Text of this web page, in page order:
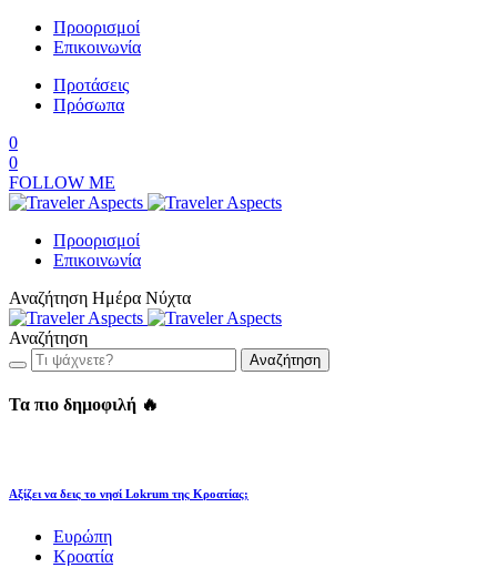
Προορισμοί
Επικοινωνία
Προτάσεις
Πρόσωπα
0
0
FOLLOW ME
Προορισμοί
Επικοινωνία
Αναζήτηση Ημέρα Νύχτα
Αναζήτηση
Αναζήτηση
Τα πιο δημοφιλή 🔥
Αξίζει να δεις το νησί Lokrum της Κροατίας;
Ευρώπη
Κροατία